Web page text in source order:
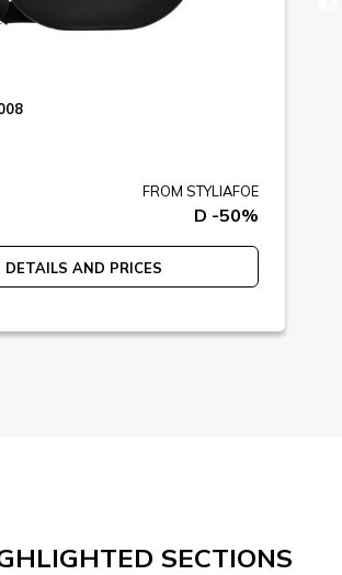
FROM STYLIAFOE
D -50%
DETAILS AND PRICES
SECTIONS